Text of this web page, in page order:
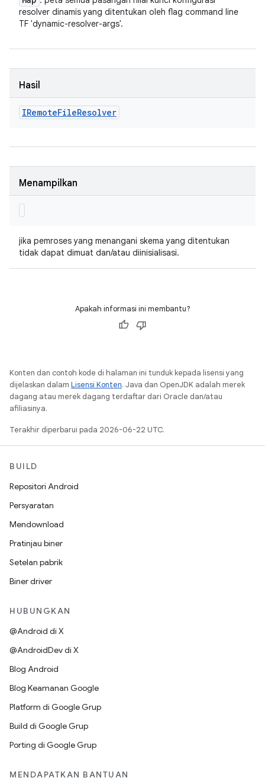
resolver dinamis yang ditentukan oleh flag command line
TF 'dynamic-resolver-args'.
Hasil
IRemoteFileResolver
Menampilkan
jika pemroses yang menangani skema yang ditentukan
tidak dapat dimuat dan/atau diinisialisasi.
Apakah informasi ini membantu?
Konten dan contoh kode di halaman ini tunduk kepada lisensi yang
dijelaskan dalam Lisensi Konten. Java dan OpenJDK adalah merek
dagang atau merek dagang terdaftar dari Oracle dan/atau
afiliasinya.
Terakhir diperbarui pada 2026-06-22 UTC.
BUILD
Repositori Android
Persyaratan
Mendownload
Pratinjau biner
Setelan pabrik
Biner driver
HUBUNGKAN
@Android di X
@AndroidDev di X
Blog Android
Blog Keamanan Google
Platform di Google Grup
Build di Google Grup
Porting di Google Grup
MENDAPATKAN BANTUAN